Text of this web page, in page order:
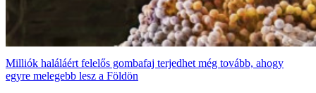
Milliók haláláért felelős gombafaj terjedhet még tovább, ahogy
egyre melegebb lesz a Földön